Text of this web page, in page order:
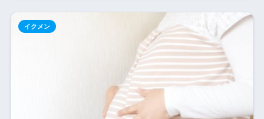
イクメン